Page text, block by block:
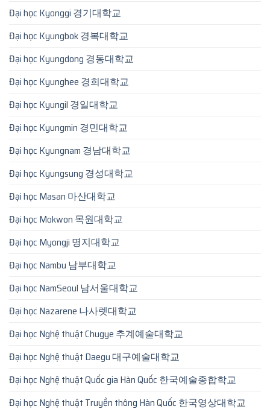
Đại học Kyonggi 경기대학교
Đại học Kyungbok 경복대학교
Đại học Kyungdong 경동대학교
Đại học Kyunghee 경희대학교
Đại học Kyungil 경일대학교
Đại học Kyungmin 경민대학교
Đại học Kyungnam 경남대학교
Đại học Kyungsung 경성대학교
Đại học Masan 마산대학교
Đại học Mokwon 목원대학교
Đại học Myongji 명지대학교
Đại học Nambu 남부대학교
Đại học NamSeoul 남서울대학교
Đại học Nazarene 나사렛대학교
Đại học Nghệ thuật Chugye 추계예술대학교
Đại học Nghệ thuật Daegu 대구예술대학교
Đại học Nghệ thuật Quốc gia Hàn Quốc 한국예술종합학교
Đại học Nghệ thuật Truyền thông Hàn Quốc 한국영상대학교